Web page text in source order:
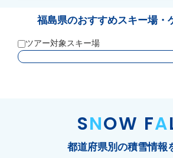
福島県のおすすめスキー場・
ツアー対象スキー場
SNOW FA
都道府県別の積雪情報